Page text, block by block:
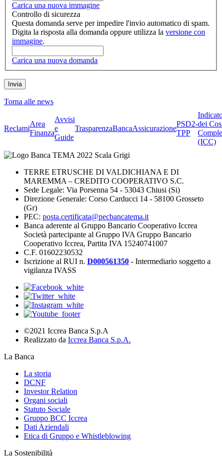
Carica una nuova immagine
Controllo di sicurezza
Questa domanda serve per impedire l'invio automatico di spam.
Digita la risposta alla domanda oppure utilizza la versione con
immagine.
Carica una nuova domanda
Torna alle news
Reclami
Area
Finanza
Avvisi
e
Guide
TrasparenzaBancaAssicurazione
PSD2-
TPP
dei
(ICC)
TERRE ETRUSCHE DI VALDICHIANA E DI
MAREMMA – CREDITO COOPERATIVO S.C.
Sede Legale: Via Porsenna 54 - 53043 Chiusi (Si)
Direzione Generale: Corso Carducci 14 - 58100 Grosseto
(Gr)
PEC: posta.certificata@pecbancatema.it
Banca aderente al Gruppo Bancario Cooperativo Iccrea
Società partecipante al Gruppo IVA Gruppo Bancario
Cooperativo Iccrea, Partita IVA 15240741007
C.F. 01602230532
Iscrizione al RUI n. D000561350 - Intermediario soggetto a
vigilanza IVASS
©2021 Iccrea Banca S.p.A
Realizzato da Iccrea Banca S.p.A.
La Banca
La storia
DCNF
Investor Relation
Organi sociali
Statuto Sociale
Gruppo BCC Iccrea
Dati Aziendali
Etica di Gruppo e Whistleblowing
La Sostenibilità